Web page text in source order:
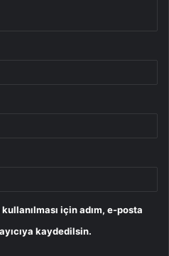
için adım, e-posta
kaydedilsin.